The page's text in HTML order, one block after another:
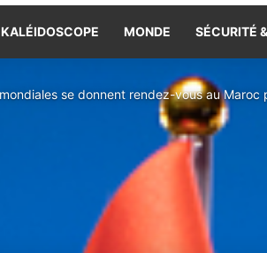
KALÉIDOSCOPE MONDE SÉCURITÉ
se donnent rendez-vous au